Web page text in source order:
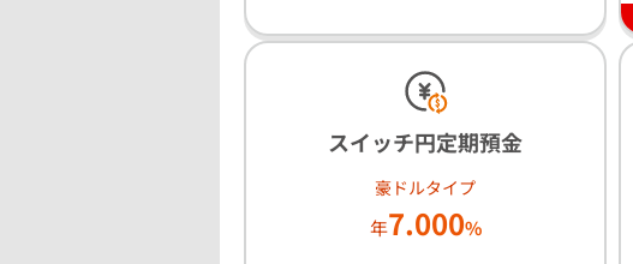
スイッチ円定期預金
豪ドルタイプ
年7.000%